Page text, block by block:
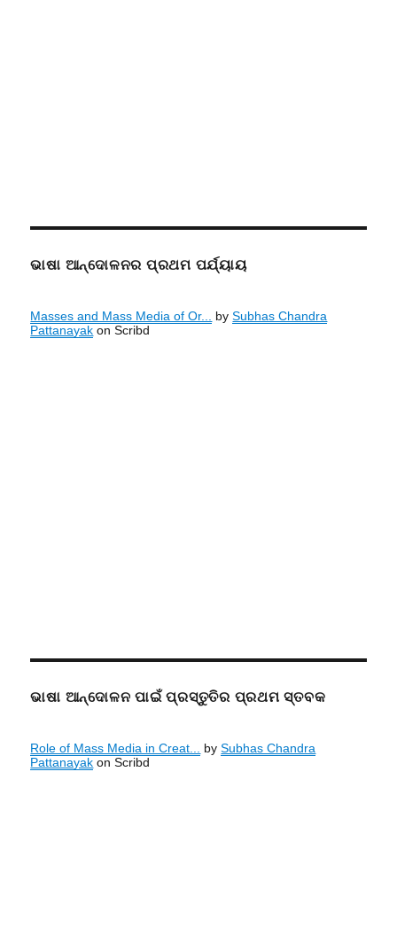
ଭାଷା ଆନ୍ଦୋଳନର ପ୍ରଥମ ପର୍ଯ୍ୟାୟ
Masses and Mass Media of Or... bySubhas Chandra
Pattanayak on Scribd
ଭାଷା ଆନ୍ଦୋଳନ ପାଇଁ ପ୍ରସ୍ତୁତିର ପ୍ରଥମ ସ୍ତବକ
Role of Mass Media in Creat... bySubhas Chandra
Pattanayak on Scribd